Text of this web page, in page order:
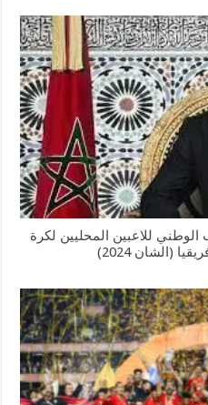
للاعبين المحليين لكرة
(الشان 2024)